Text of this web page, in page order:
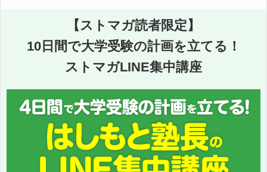
【ストマガ読者限定】
10日間で大学受験の計画を立てる！
ストマガLINE集中講座